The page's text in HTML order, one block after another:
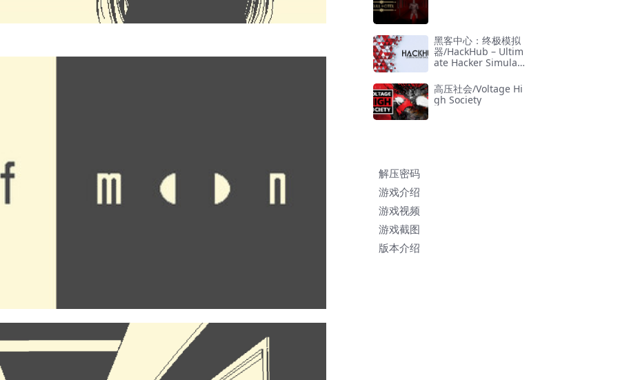
黑客中心：终极模拟
器/HackHub – Ultim
ate Hacker Simulat
高压社会/Voltage Hi
gh Society
解压密码
游戏介绍
游戏视频
游戏截图
版本介绍